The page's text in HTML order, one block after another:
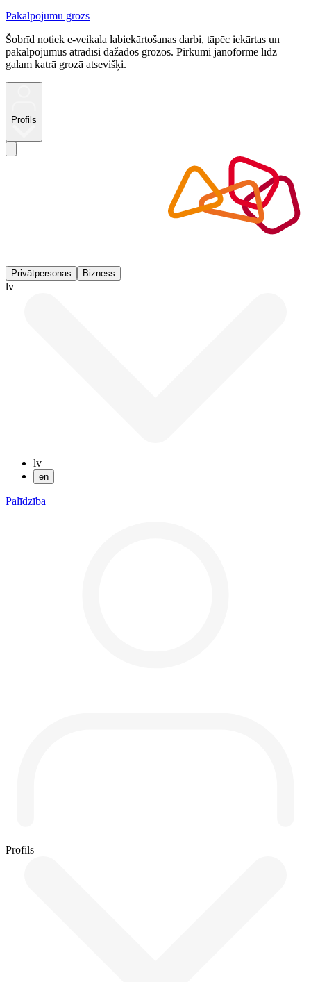
Pakalpojumu grozs
Šobrīd notiek e-veikala labiekārtošanas darbi, tāpēc iekārtas un
pakalpojumus atradīsi dažādos grozos. Pirkumi jānoformē līdz
galam katrā grozā atsevišķi.
Profils
Privātpersonas Bizness
lv
lv
en
Palīdzība
Profils